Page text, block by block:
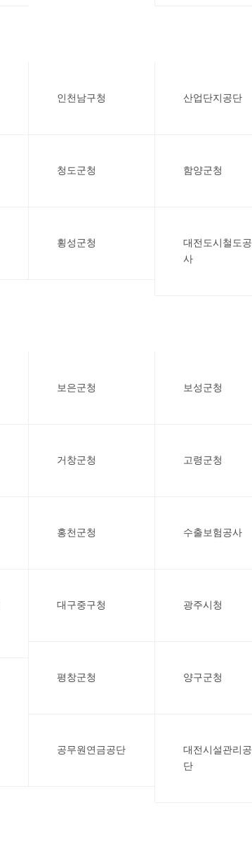
인천남구청 산업단지공단
청도군청 함양군청
횡성군청
대전도시철도공
사
보은군청 보성군청
거창군청 고령군청
홍천군청 수출보험공사
대구중구청 광주시청
평창군청 양구군청
공무원연금공단
대전시설관리공
단